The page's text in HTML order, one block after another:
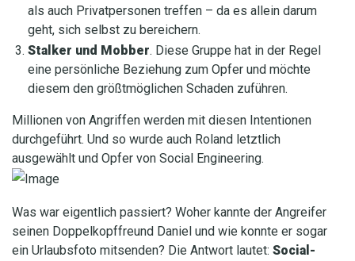
als auch Privatpersonen treffen – da es allein darum
geht, sich selbst zu bereichern.
Stalker und Mobber. Diese Gruppe hat in der Regel
eine persönliche Beziehung zum Opfer und möchte
diesem den größtmöglichen Schaden zuführen.
Millionen von Angriffen werden mit diesen Intentionen
durchgeführt. Und so wurde auch Roland letztlich
ausgewählt und Opfer von Social Engineering.
Was war eigentlich passiert? Woher kannte der Angreifer
seinen Doppelkopffreund Daniel und wie konnte er sogar
ein Urlaubsfoto mitsenden? Die Antwort lautet: Social-